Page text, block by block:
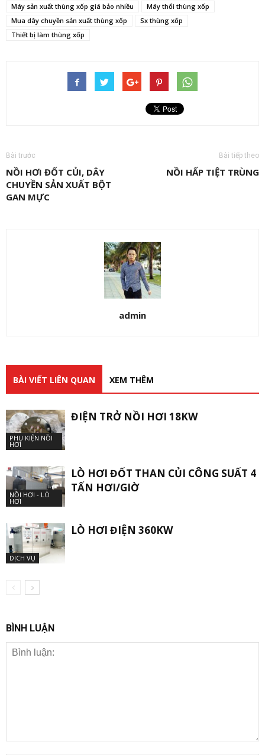
Máy sản xuất thùng xốp giá bảo nhiều
Máy thổi thùng xốp
Mua dây chuyền sản xuất thùng xốp
Sx thùng xốp
Thiết bị làm thùng xốp
Bài trước
NỒI HƠI ĐỐT CỦI, DÂY
CHUYỀN SẢN XUẤT BỘT
GAN MỰC
Bài tiếp theo
NỒI HẤP TIỆT TRÙNG
admin
BÀI VIẾT LIÊN QUAN XEM THÊM
PHỤ KIỆN NỒI
HƠI
ĐIỆN TRỞ NỒI HƠI 18KW
NỒI HƠI - LÒ
HƠI
LÒ HƠI ĐỐT THAN CỦI CÔNG SUẤT 4
TẤN HƠI/GIỜ
DỊCH VỤ
LÒ HƠI ĐIỆN 360KW
BÌNH LUẬN